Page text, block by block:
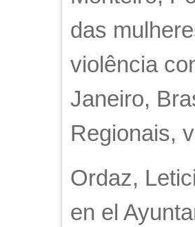
das
violência
Janeiro,
Regionais,
Ordaz,
en el